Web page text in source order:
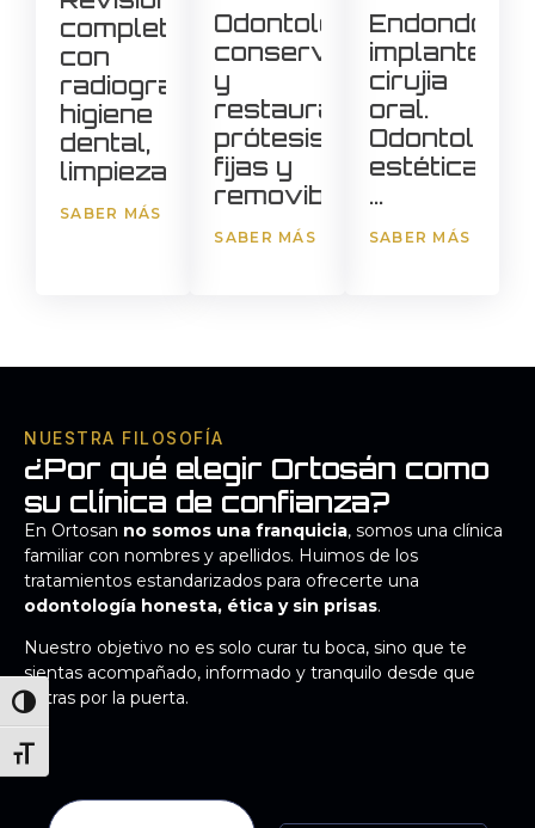
ALTERNAR ALTO CONTRASTE
ALTERNAR TAMAÑO DE LETRA
completas,
con
radiografía,
higiene
dental,
limpiezas...
SABER MÁS
Odontología
conservadora
y
restauradora,
prótesis
fijas y
removibles...
SABER MÁS
implantes,
cirujia
oral.
Odontología
estética
...
SABER MÁS
NUESTRA FILOSOFÍA
¿Por qué elegir Ortosán como
su clínica de confianza?
En Ortosan no somos una franquicia, somos una clínica
familiar con nombres y apellidos. Huimos de los
tratamientos estandarizados para ofrecerte una
odontología honesta, ética y sin prisas.
Nuestro objetivo no es solo curar tu boca, sino que te
sientas acompañado, informado y tranquilo desde que
entras por la puerta.